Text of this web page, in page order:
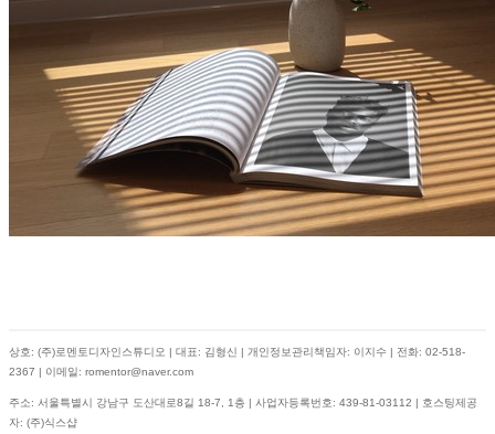
상호: (주)로멘토디자인스튜디오 | 대표: 김형신 | 개인정보관리책임자: 이지수 | 전화: 02-518-
2367 | 이메일: romentor@naver.com
주소: 서울특별시 강남구 도산대로8길 18-7, 1층 | 사업자등록번호: 439-81-03112 | 호스팅제공
자: (주)식스샵